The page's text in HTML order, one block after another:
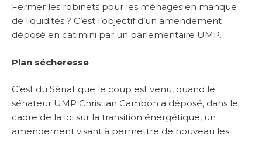
Fermer les robinets pour les ménages en manque
de liquidités ? C’est l’objectif d’un amendement
déposé en catimini par un parlementaire UMP.
Plan sécheresse
C’est du Sénat que le coup est venu, quand le
sénateur UMP Christian Cambon a déposé, dans le
cadre de la loi sur la transition énergétique, un
amendement visant à permettre de nouveau les